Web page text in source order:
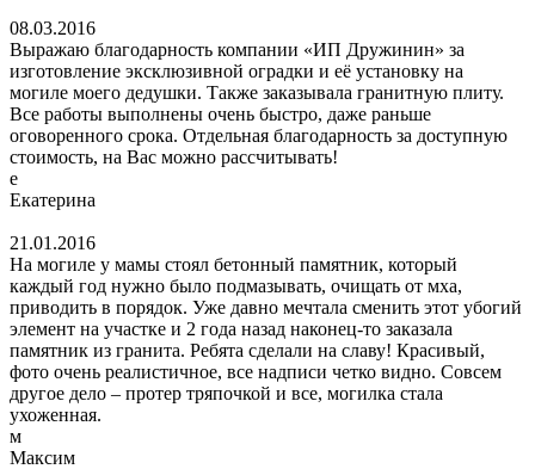
08.03.2016
Выражаю благодарность компании «ИП Дружинин» за
изготовление эксклюзивной оградки и её установку на
могиле моего дедушки. Также заказывала гранитную плиту.
Все работы выполнены очень быстро, даже раньше
оговоренного срока. Отдельная благодарность за доступную
стоимость, на Вас можно рассчитывать!
е
Екатерина
21.01.2016
На могиле у мамы стоял бетонный памятник, который
каждый год нужно было подмазывать, очищать от мха,
приводить в порядок. Уже давно мечтала сменить этот убогий
элемент на участке и 2 года назад наконец-то заказала
памятник из гранита. Ребята сделали на славу! Красивый,
фото очень реалистичное, все надписи четко видно. Совсем
другое дело – протер тряпочкой и все, могилка стала
ухоженная.
м
Максим